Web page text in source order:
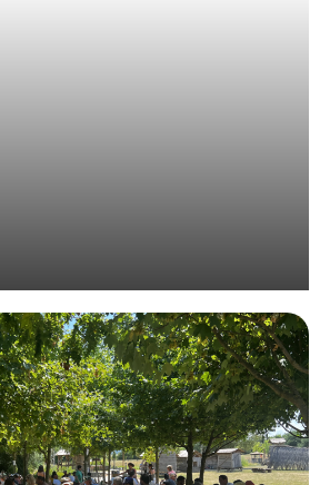
évènement pour le laboratoire
Procare à Paris